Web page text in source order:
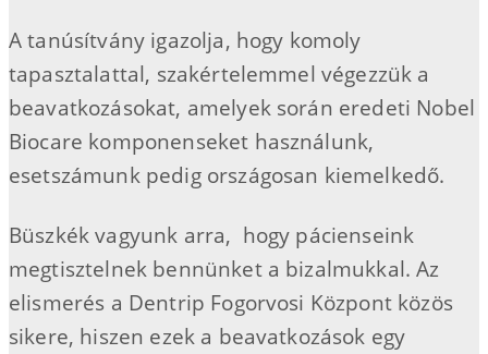
A tanúsítvány igazolja, hogy komoly
tapasztalattal, szakértelemmel végezzük a
beavatkozásokat, amelyek során eredeti Nobel
Biocare komponenseket használunk,
esetszámunk pedigországosan kiemelkedő.
Büszkék vagyunk arra, hogy pácienseink
megtisztelnek bennünket a bizalmukkal. Az
elismerés a Dentrip Fogorvosi Központ közös
sikere, hiszen ezek a beavatkozások egy